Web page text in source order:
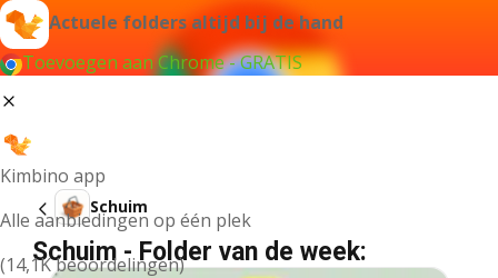
Actuele folders altijd bij de hand
Toevoegen aan Chrome - GRATIS
Kimbino app
Alle aanbiedingen op één plek
(14,1K beoordelingen)
Schuim
Schuim - Folder van de week: